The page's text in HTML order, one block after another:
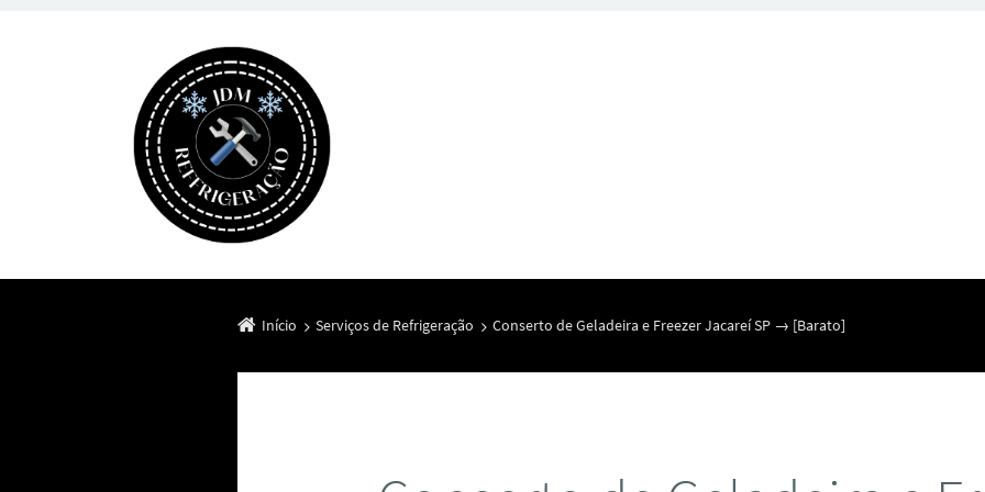
Início Serviços de Refrigeração Conserto de Geladeira e Freezer Jacareí SP → [Barato]